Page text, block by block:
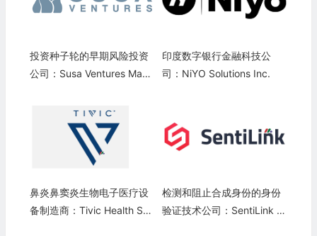
投资种子轮的早期风险投资
公司：Susa Ventures Mana
印度数字银行金融科技公
司：NiYO Solutions Inc.
鼻炎鼻窦炎生物电子医疗设
备制造商：Tivic Health Sys
检测和阻止合成身份的身份
验证技术公司：SentiLink C